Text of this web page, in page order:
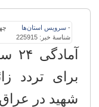
شناسهٔ خبر: 225915
- سرویس استان‌ها
برای تردد
شهید در عراق